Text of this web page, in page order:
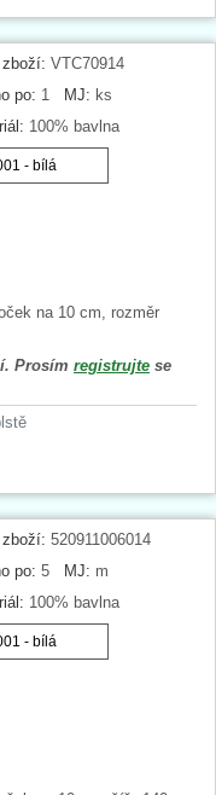
VTC70914
po: 1 MJ: ks
100% bavlna
- bílá
na 10 cm, rozměr
Prosím registrujte se
520911006014
po: 5 MJ: m
100% bavlna
- bílá